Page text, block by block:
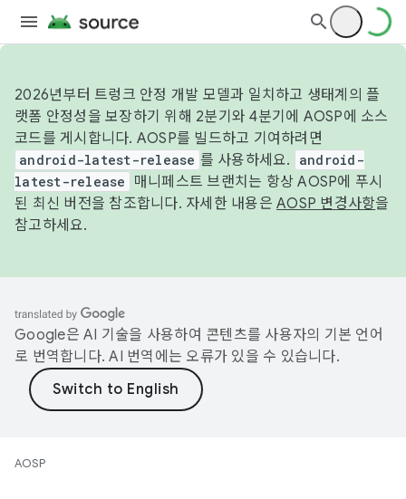
2026년부터 트렁크 안정 개발 모델과 일치하고 생태계의 플
랫폼 안정성을 보장하기 위해 2분기와 4분기에 AOSP에 소스
코드를 게시합니다. AOSP를 빌드하고 기여하려면
android-latest-release 를 사용하세요.
android-
latest-release
매니페스트 브랜치는 항상 AOSP에 푸시
된 최신 버전을 참조합니다. 자세한 내용은 AOSP 변경사항을
참고하세요.
Google은 AI 기술을 사용하여 콘텐츠를 사용자의 기본 언어
로 번역합니다. AI 번역에는 오류가 있을 수 있습니다.
AOSP